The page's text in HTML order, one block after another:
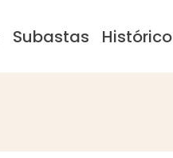
Subastas Histórico